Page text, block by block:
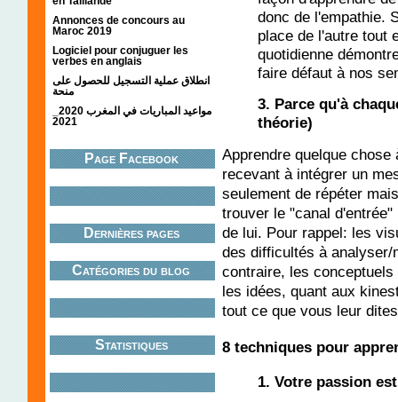
Annonces de concours au
Maroc 2019
Logiciel pour conjuguer les
verbes en anglais
انطلاق عملية التسجيل للحصول على
منحة
2021
Page Facebook
Dernières pages
Catégories du blog
Statistiques
donc de l'empathie.
place de l'autre tout
quotidienne
faire défaut à nos
3. Parce qu'à
théorie)
Apprendre quelque
recevant à intégrer un
seulement de répéter
trouver le "canal
de lui. Pour rappel: les
des difficultés à
contraire, les
les idées, quant aux
tout ce que vous leur
8 techniques pour
1. Votre passion